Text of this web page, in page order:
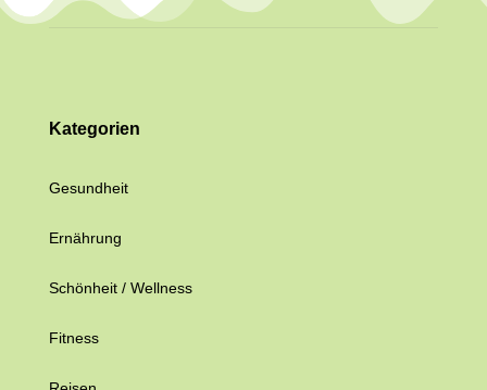
Kategorien
Gesundheit
Ernährung
Schönheit / Wellness
Fitness